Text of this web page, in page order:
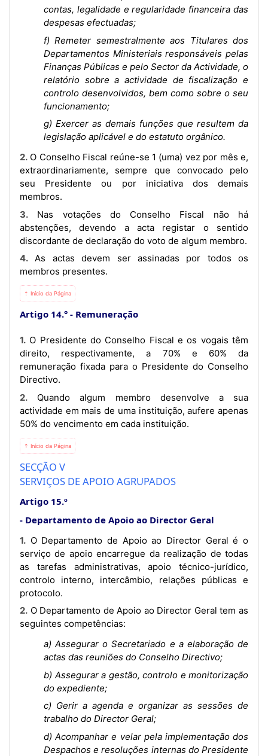
contas, legalidade e regularidade financeira das
despesas efectuadas;
f) Remeter semestralmente aos Titulares dos
Departamentos Ministeriais responsáveis pelas
Finanças Públicas e pelo Sector da Actividade, o
relatório sobre a actividade de fiscalização e
controlo desenvolvidos, bem como sobre o seu
funcionamento;
g) Exercer as demais funções que resultem da
legislação aplicável e do estatuto orgânico.
2. O Conselho Fiscal reúne-se 1 (uma) vez por mês e,
extraordinariamente, sempre que convocado pelo
seu Presidente ou por iniciativa dos demais
membros.
3. Nas votações do Conselho Fiscal não há
abstenções, devendo a acta registar o sentido
discordante de declaração do voto de algum membro.
4. As actas devem ser assinadas por todos os
membros presentes.
⇡ Início da Página
Artigo 14.° Remuneração
1. O Presidente do Conselho Fiscal e os vogais têm
direito, respectivamente, a 70% e 60% da
remuneração fixada para o Presidente do Conselho
Directivo.
2. Quando algum membro desenvolve a sua
actividade em mais de uma instituição, aufere apenas
50% do vencimento em cada instituição.
⇡ Início da Página
SECÇÃO V
SERVIÇOS DE APOIO AGRUPADOS
Artigo 15.º
Departamento de Apoio ao Director Geral
1. O Departamento de Apoio ao Director Geral é o
serviço de apoio encarregue da realização de todas
as tarefas administrativas, apoio técnico-jurídico,
controlo interno, intercâmbio, relações públicas e
protocolo.
2. O Departamento de Apoio ao Director Geral tem as
seguintes competências:
a) Assegurar o Secretariado e a elaboração de
actas das reuniões do Conselho Directivo;
b) Assegurar a gestão, controlo e monitorização
do expediente;
c) Gerir a agenda e organizar as sessões de
trabalho do Director Geral;
d) Acompanhar e velar pela implementação dos
Despachos e resoluções internas do Presidente